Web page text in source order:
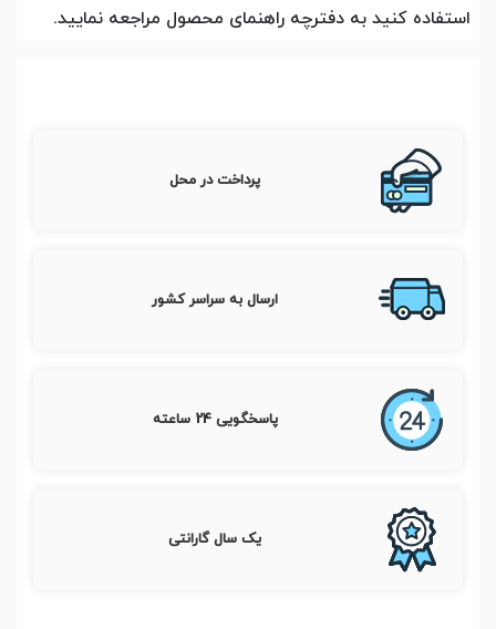
استفاده کنید به دفترچه راهنمای محصول مراجعه نمایید.
پرداخت در محل
ارسال به سراسر کشور
پاسخگویی 24 ساعته
یک سال گارانتی